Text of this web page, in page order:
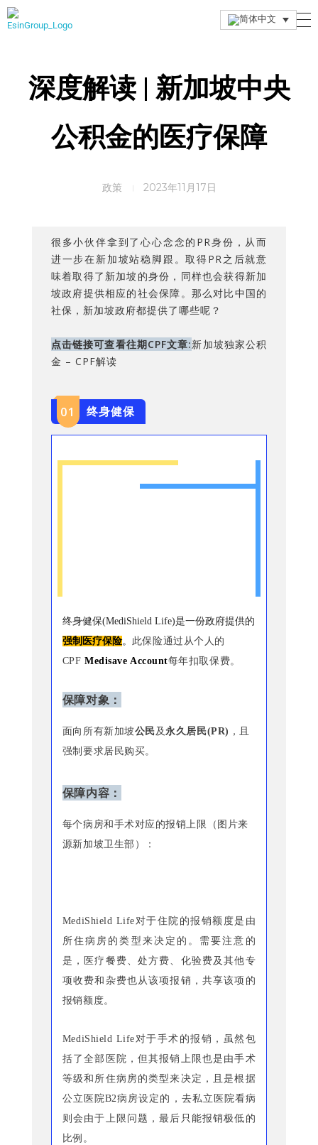
深度解读 | 新加坡中央
公积金的医疗保障
2023年11月17日
政策
很多小伙伴拿到了心心念念的PR身份，从而
进一步在新加坡站稳脚跟。取得PR之后就意
味着取得了新加坡的身份，同样也会获得新加
坡政府提供相应的社会保障。那么对比中国的
社保，新加坡政府都提供了哪些呢？
点击链接可查看往期CPF文章:新加坡独家公积
金 – CPF解读
01 终身健保
终身健保(MediShield Life)是一份政府提供的
强制 医疗保险。 此保险通过从个人的
CPFMedisave Account每年扣取保费。
保障对象：
面向所有新加坡公民及永久居民(PR) ，且
强制要求居民购买。
保障内容：
每个病房和手术对应的报销上限（图片来
源新加坡卫生部）：
MediShield Life对于住院的报销额度是由
所住病房的类型来决定的。需要注意的
是，医疗餐费、处方费、化验费及其他专
项收费和杂费也从该项报销，共享该项的
报销额度。
MediShield Life对于手术的报销，虽然包
括了全部医院，但其报销上限也是由手术
等级和所住病房的类型来决定，且是根据
公立医院B2病房设定的，去私立医院看病
则会由于上限问题，最后只能报销极低的
比例。